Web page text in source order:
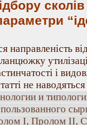
направленість
і
не наводяться
и
I, Пролом II,